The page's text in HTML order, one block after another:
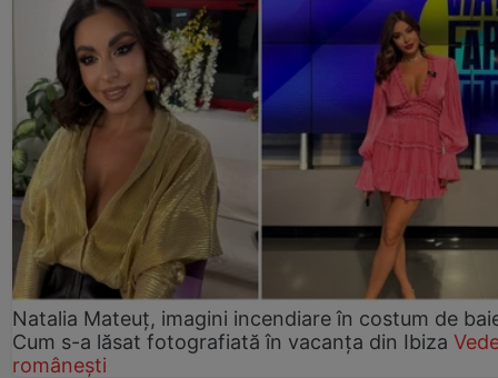
Natalia Mateuț, imagini incendiare în costum de
Cum s-a lăsat fotografiată în vacanța din Ibiza
românești